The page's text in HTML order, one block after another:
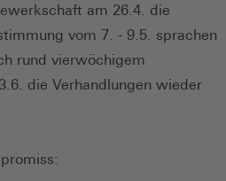
am 26.4. die
vom 7. - 9.5. sprachen
rund vierwöchigem
die Verhandlungen wieder